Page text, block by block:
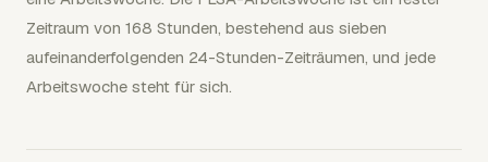
Zeitraum von 168 Stunden, bestehend aus sieben
aufeinanderfolgenden 24-Stunden-Zeiträumen, und jede
Arbeitswoche steht für sich.